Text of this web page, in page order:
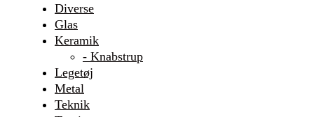
Diverse
Glas
Keramik
- Knabstrup
Legetøj
Metal
Teknik